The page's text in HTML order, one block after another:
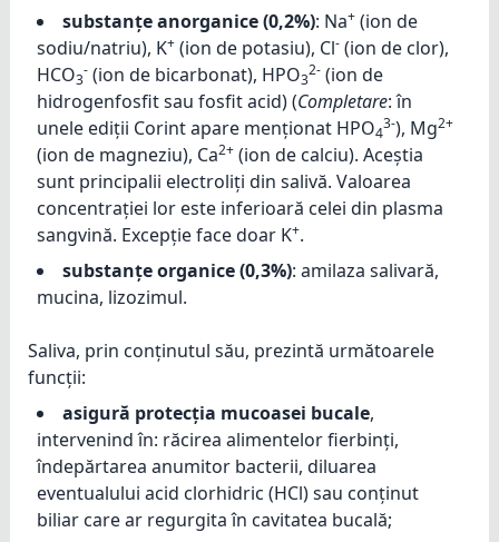
substanțe anorganice (0,2%): Na+ (ion de
sodiu/natriu), K+ (ion de potasiu), Cl- (ion de clor),
HCO3
- (ion de bicarbonat), HPO3
2- (ion de
hidrogenfosfit sau fosfit acid) (Completare: în
unele ediții Corint apare menționat HPO4
3-), Mg2+
(ion de magneziu), Ca2+ (ion de calciu). Aceștia
sunt principalii electroliți din salivă. Valoarea
concentrației lor este inferioară celei din plasma
sangvină. Excepție face doar K+.
substanțe organice (0,3%): amilaza salivară,
mucina, lizozimul.
Saliva, prin conținutul său, prezintă următoarele
funcții:
asigură protecția mucoasei bucale,
intervenind în: răcirea alimentelor fierbinți,
îndepărtarea anumitor bacterii, diluarea
eventualului acid clorhidric (HCl) sau conținut
biliar care ar regurgita în cavitatea bucală;